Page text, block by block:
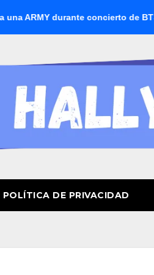
durante concierto de BTS
POLÍTICA DE PRIVACIDAD